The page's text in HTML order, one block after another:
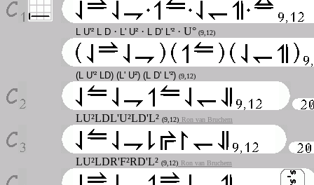
L U'² L D · L' U² · L D' L'² · U° (9,12)
(L U'² LD) (L' U²) (L D' L'²) (9,12)
LU²LDL'U²LD'L² (9,12) Ron van Bruchem
LU²LDR'F²RD'L² (9,12) Ron van Bruchem